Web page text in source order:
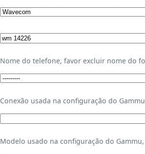
Nome do telefone, favor excluir nome do
Conexão usada na configuração do
Modelo usado na configuração do